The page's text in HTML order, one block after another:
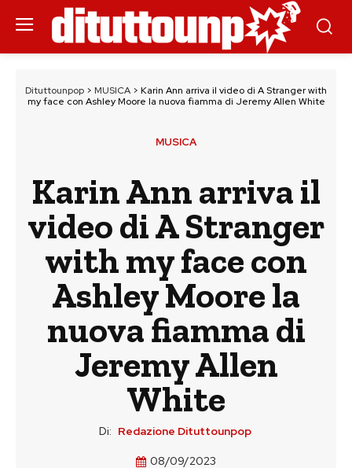
Dituttounpop > MUSICA > Karin Ann arriva il video di A Stranger with
my face con Ashley Moore la nuova fiamma di Jeremy Allen White
MUSICA
Karin Ann arriva il
video di A Stranger
with my face con
Ashley Moore la
nuova fiamma di
Jeremy Allen
White
Di: Redazione Dituttounpop
08/09/2023